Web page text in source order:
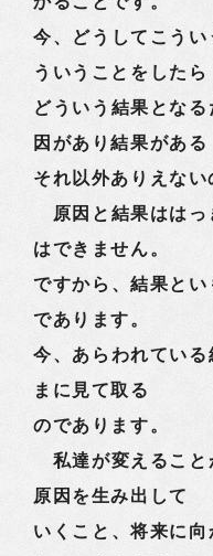
今、どうしてこうい
ういうことをしたら
どういう結果とな
因があり結果がある
それ以外ありえない
原因と結果ははっ
はできません。
ですから、結果と
であります。
今、あらわれている
まに見て取る
のであります。
私達が変えること
原因を生み出して
いくこと、将来に